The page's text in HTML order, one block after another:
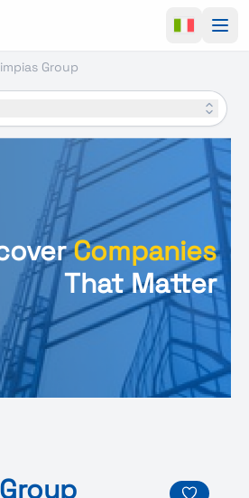
Group
Companies
That Matter
Group